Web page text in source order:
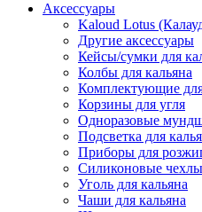
Аксессуары
Kaloud Lotus
Другие аксессуары
Кейсы/сумки для
Колбы для кальяна
Комплектующие
Корзины для угля
Одноразовые
Подсветка для
Приборы для
Силиконовые
Уголь для кальяна
Чаши для кальяна